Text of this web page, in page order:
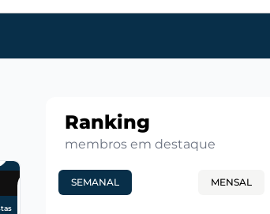
Ranking
membros em destaque
SEMANAL MENSAL